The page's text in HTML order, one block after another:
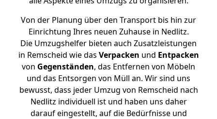
Von der Planung über den Transport bis hin zur
Einrichtung Ihres neuen Zuhause in Nedlitz.
Die Umzugshelfer bieten auch Zusatzleistungen
in Remscheid wie das Verpacken und Entpacken
von Gegenständen, das Entfernen von Möbeln
und das Entsorgen von Müll an. Wir sind uns
bewusst, dass jeder Umzug von Remscheid nach
Nedlitz individuell ist und haben uns daher
darauf eingestellt, auf die Bedürfnisse und